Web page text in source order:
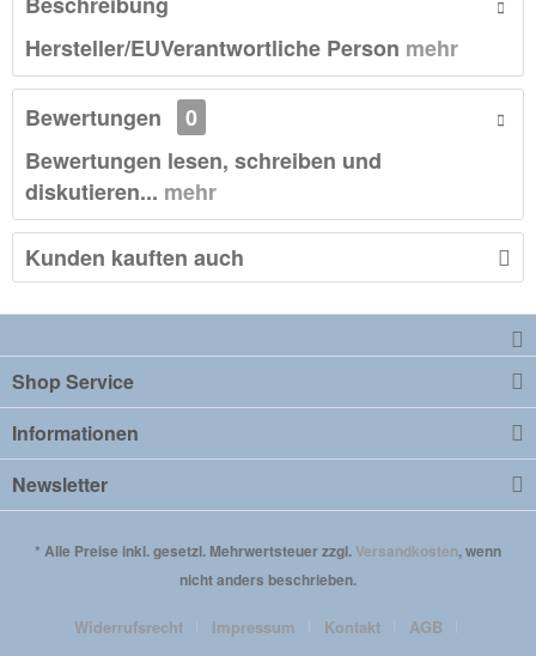
Hersteller/EUVerantwortliche Person mehr
Bewertungen
0
Bewertungen lesen, schreiben und
diskutieren... mehr
Kunden kauften auch
Shop Service
Informationen
Newsletter
* Alle Preise inkl. gesetzl. Mehrwertsteuer zzgl.Versandkosten, wenn
nicht anders beschrieben.
Widerrufsrecht Impressum Kontakt
AGB